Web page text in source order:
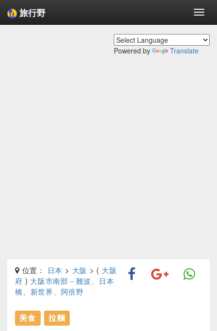
旅行野
Powered by Translate
位置： 日本 > 大阪 > ( 大阪
府 ) 大阪市南部－難波、日本
橋、新世界、阿倍野
美食 拉麵